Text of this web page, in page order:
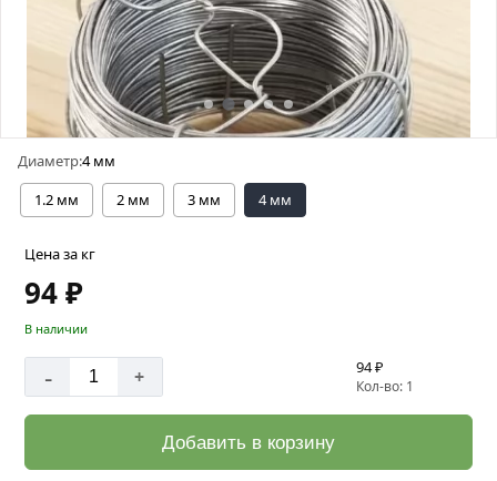
Диаметр:4 мм
1.2 мм
2 мм 3 мм 4 мм
Цена за кг
94 ₽
В наличии
- + 94 ₽
Кол-во: 1
Добавить в корзину